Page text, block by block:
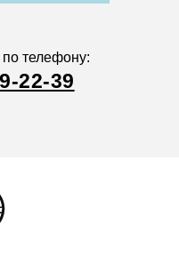
телефону:
22-39